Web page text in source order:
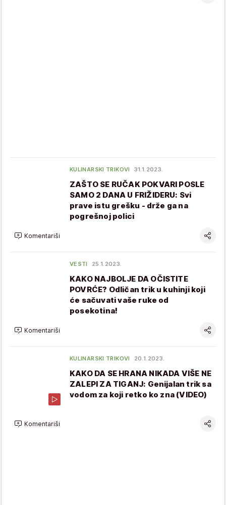
KULINARSKI TRIKOVI 31.1.2023.
ZAŠTO SE RUČAK POKVARI POSLE
SAMO 2 DANA U FRIŽIDERU: Svi
prave istu grešku - drže ga na
pogrešnoj polici
Komentariši
VESTI 25.1.2023.
KAKO NAJBOLJE DA OČISTITE
POVRĆE? Odličan trik u kuhinji koji
će sačuvati vaše ruke od
posekotina!
Komentariši
KULINARSKI TRIKOVI 20.1.2023.
KAKO DA SE HRANA NIKADA VIŠE NE
ZALEPI ZA TIGANJ: Genijalan trik sa
vodom za koji retko ko zna (VIDEO)
Komentariši